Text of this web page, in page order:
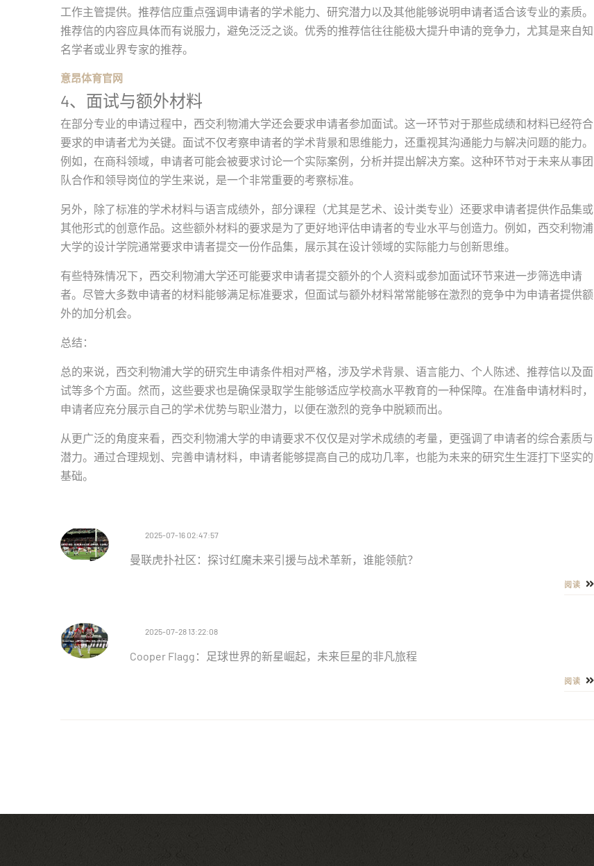
工作主管提供。推荐信应重点强调申请者的学术能力、研究潜力以及其他能够说明申请者适合该专业的素质。
推荐信的内容应具体而有说服力，避免泛泛之谈。优秀的推荐信往往能极大提升申请的竞争力，尤其是来自知
名学者或业界专家的推荐。
意昂体育官网
4、面试与额外材料
在部分专业的申请过程中，西交利物浦大学还会要求申请者参加面试。这一环节对于那些成绩和材料已经符合
要求的申请者尤为关键。面试不仅考察申请者的学术背景和思维能力，还重视其沟通能力与解决问题的能力。
例如，在商科领域，申请者可能会被要求讨论一个实际案例，分析并提出解决方案。这种环节对于未来从事团
队合作和领导岗位的学生来说，是一个非常重要的考察标准。
另外，除了标准的学术材料与语言成绩外，部分课程（尤其是艺术、设计类专业）还要求申请者提供作品集或
其他形式的创意作品。这些额外材料的要求是为了更好地评估申请者的专业水平与创造力。例如，西交利物浦
大学的设计学院通常要求申请者提交一份作品集，展示其在设计领域的实际能力与创新思维。
有些特殊情况下，西交利物浦大学还可能要求申请者提交额外的个人资料或参加面试环节来进一步筛选申请
者。尽管大多数申请者的材料能够满足标准要求，但面试与额外材料常常能够在激烈的竞争中为申请者提供额
外的加分机会。
总结：
总的来说，西交利物浦大学的研究生申请条件相对严格，涉及学术背景、语言能力、个人陈述、推荐信以及面
试等多个方面。然而，这些要求也是确保录取学生能够适应学校高水平教育的一种保障。在准备申请材料时，
申请者应充分展示自己的学术优势与职业潜力，以便在激烈的竞争中脱颖而出。
从更广泛的角度来看，西交利物浦大学的申请要求不仅仅是对学术成绩的考量，更强调了申请者的综合素质与
潜力。通过合理规划、完善申请材料，申请者能够提高自己的成功几率，也能为未来的研究生生涯打下坚实的
基础。
2025-07-16 02:47:57
曼联虎扑社区：探讨红魔未来引援与战术革新，谁能领航？
阅读
2025-07-28 13:22:08
Cooper Flagg：足球世界的新星崛起，未来巨星的非凡旅程
阅读